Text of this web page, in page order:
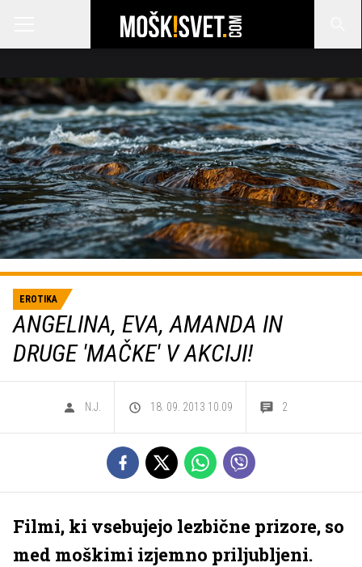
EROTIKA
ANGELINA, EVA, AMANDA IN
DRUGE 'MAČKE' V AKCIJI!
N.J. 18. 09. 2013 10.09 2
Filmi, ki vsebujejo lezbične prizore, so
med moškimi izjemno priljubljeni.